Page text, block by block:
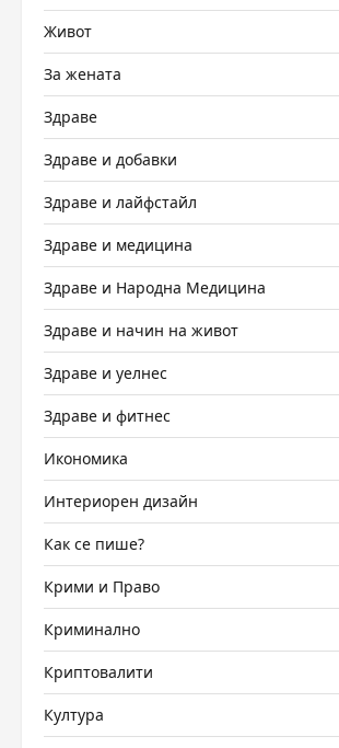
Живот
За жената
Здраве
Здраве и добавки
Здраве и лайфстайл
Здраве и медицина
Здраве и Народна Медицина
Здраве и начин на живот
Здраве и уелнес
Здраве и фитнес
Икономика
Интериорен дизайн
Как се пише?
Крими и Право
Криминално
Криптовалити
Култура